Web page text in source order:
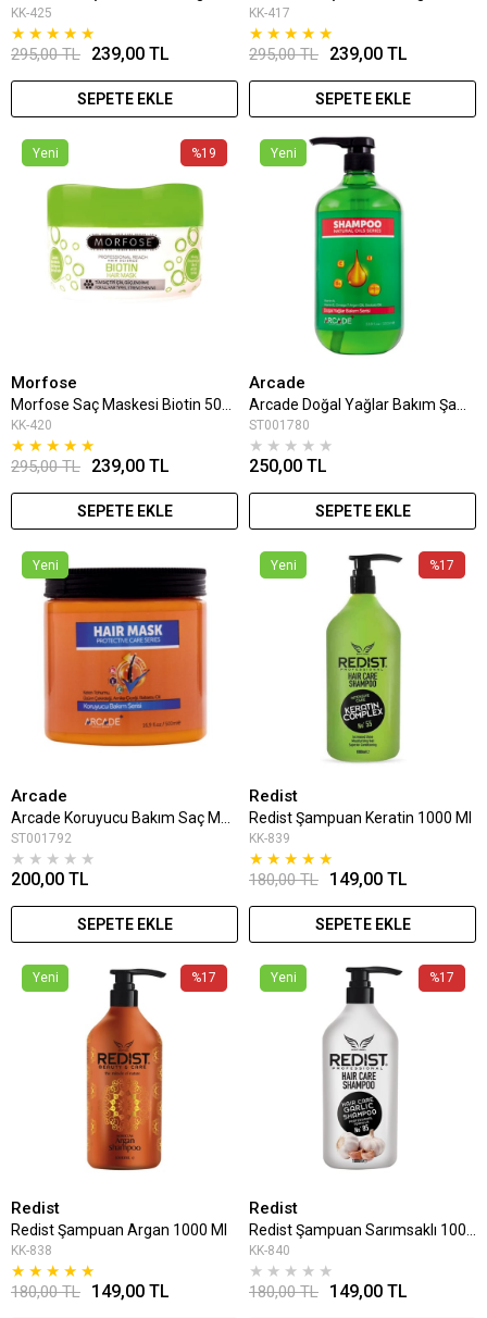
KK-425
★ ★ ★ ★ ★
239,00 TL
295,00 TL
SEPETE EKLE
KK-417
★ ★ ★ ★ ★
239,00 TL
295,00 TL
SEPETE EKLE
%19
Yeni
Morfose
Morfose Saç Maskesi Biotin 500 Ml
KK-420
★ ★ ★ ★ ★
239,00 TL
295,00 TL
SEPETE EKLE
Yeni
Arcade
Arcade Doğal Yağlar Bakım Şampuan 1000 Ml
ST001780
★ ★ ★ ★ ★
250,00 TL
SEPETE EKLE
Yeni
Arcade
ST001792
★ ★ ★ ★ ★
200,00 TL
SEPETE EKLE
%17
Yeni
Redist
Redist Şampuan Keratin 1000 Ml
KK-839
★ ★ ★ ★ ★
149,00 TL
180,00 TL
SEPETE EKLE
%17
Yeni
Redist
Redist Şampuan Argan 1000 Ml
KK-838
★ ★ ★ ★ ★
149,00 TL
180,00 TL
%17
Yeni
Redist
KK-840
★ ★ ★ ★ ★
149,00 TL
180,00 TL